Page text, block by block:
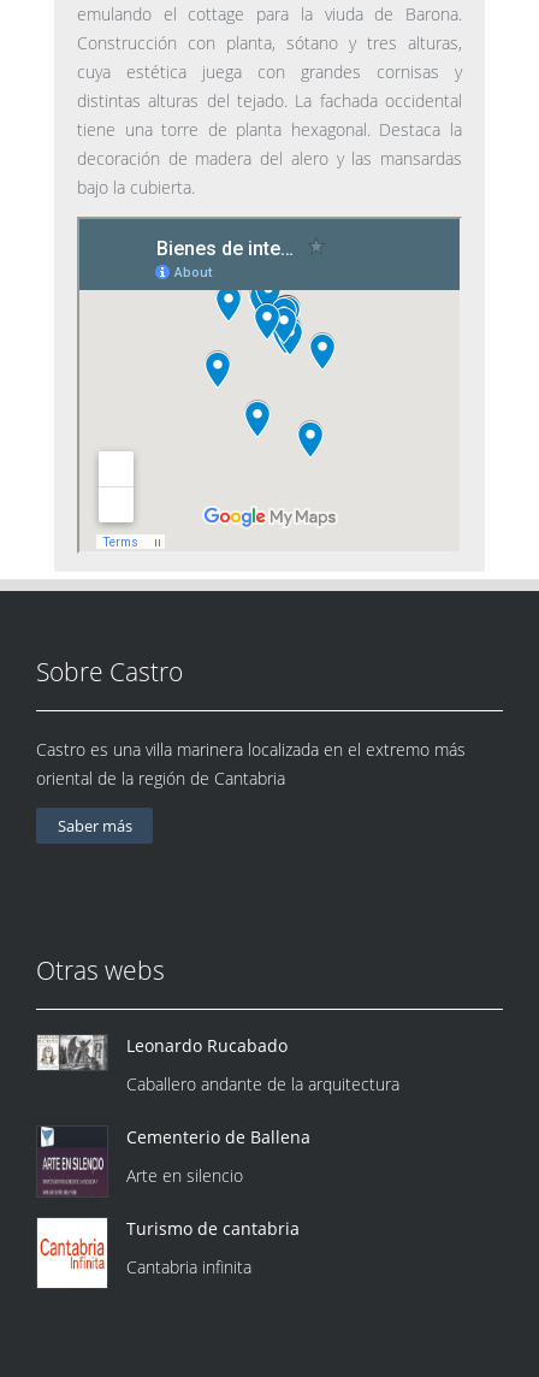
emulando el cottage para la viuda de Barona.
Construcción con planta, sótano y tres alturas,
cuya estética juega con grandes cornisas y
distintas alturas del tejado. La fachada occidental
tiene una torre de planta hexagonal. Destaca la
decoración de madera del alero y las mansardas
bajo la cubierta.
Sobre Castro
Castro es una villa marinera localizada en el extremo más
oriental de la región de Cantabria
Saber más
Otras webs
Leonardo Rucabado
Caballero andante de la arquitectura
Cementerio de Ballena
Arte en silencio
Turismo de cantabria
Cantabria infinita